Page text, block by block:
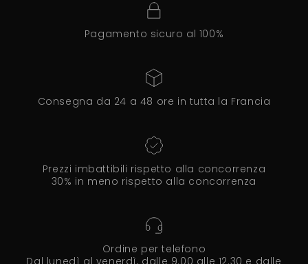
Pagamento sicuro al 100%
Consegna da 24 a 48 ore in tutta la Francia
Prezzi imbattibili rispetto alla concorrenza
30% in meno rispetto alla concorrenza
Ordine per telefono
Dal lunedì al venerdì, dalle 9.00 alle 12.30 e dalle